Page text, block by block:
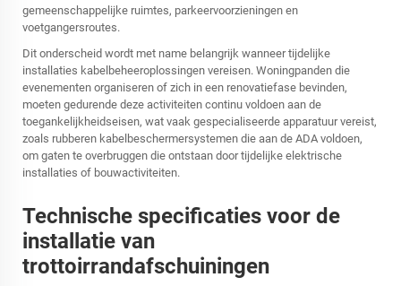
gemeenschappelijke ruimtes, parkeervoorzieningen en
voetgangersroutes.
Dit onderscheid wordt met name belangrijk wanneer tijdelijke
installaties kabelbeheeroplossingen vereisen. Woningpanden die
evenementen organiseren of zich in een renovatiefase bevinden,
moeten gedurende deze activiteiten continu voldoen aan de
toegankelijkheidseisen, wat vaak gespecialiseerde apparatuur vereist,
zoals rubberen kabelbeschermersystemen die aan de ADA voldoen,
om gaten te overbruggen die ontstaan door tijdelijke elektrische
installaties of bouwactiviteiten.
Technische specificaties voor de
installatie van
trottoirrandafschuiningen